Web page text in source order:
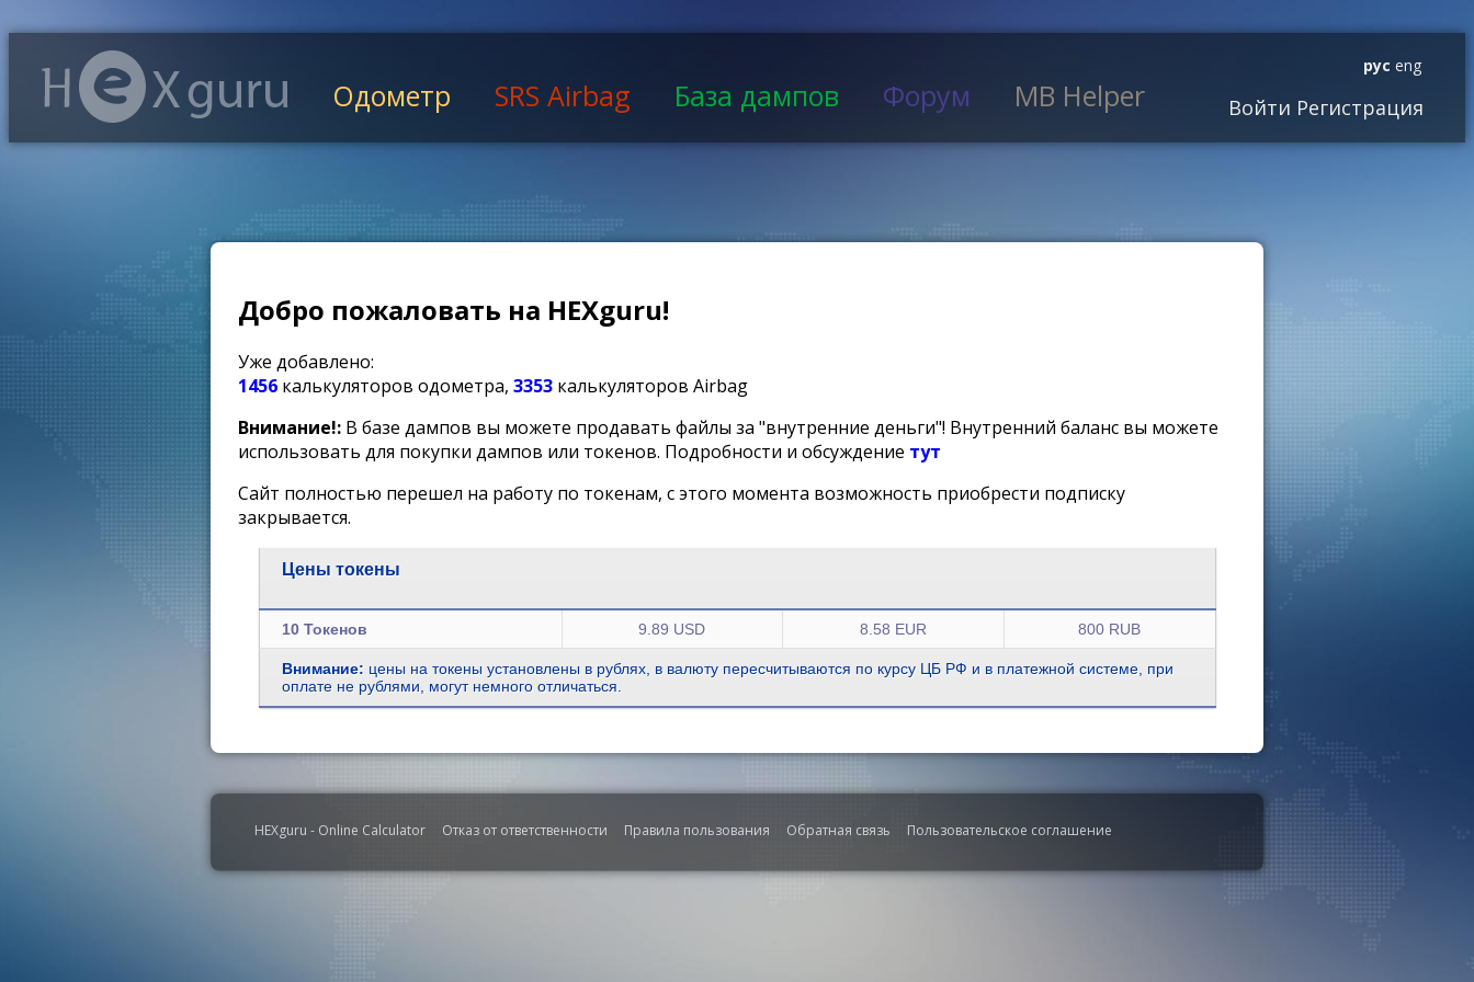
Одометр SRS Airbag База дампов Форум MB Helper
рус eng
Войти Регистрация
Добро пожаловать на HEXguru!
Уже добавлено:
1456 калькуляторов одометра, 3353 калькуляторов Airbag
Внимание!: В базе дампов вы можете продавать файлы за "внутренние деньги"! Внутренний баланс вы можете
использовать для покупки дампов или токенов. Подробности и обсуждение тут
Сайт полностью перешел на работу по токенам, с этого момента возможность приобрести подписку
закрывается.
Цены токены
10 Токенов 9.89 USD 8.58 EUR 800 RUB
Внимание: цены на токены установлены в рублях, в валюту пересчитываются по курсу ЦБ РФ и в платежной системе, при
оплате не рублями, могут немного отличаться.
HEXguru - Online Calculator Отказ от ответственности Правила пользования Обратная связь Пользовательское соглашение